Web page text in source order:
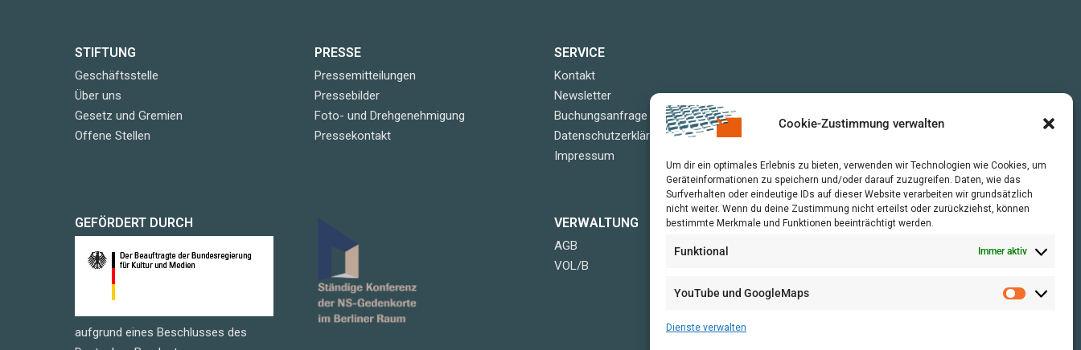
Cookie-Zustimmung verwalten
Um dir ein optimales Erlebnis zu bieten, verwenden wir Technologien wie Cookies, um
Geräteinformationen zu speichern und/oder darauf zuzugreifen. Daten, wie das
Surfverhalten oder eindeutige IDs auf dieser Website verarbeiten wir grundsätzlich
nicht weiter. Wenn du deine Zustimmung nicht erteilst oder zurückziehst, können
bestimmte Merkmale und Funktionen beeinträchtigt werden.
Funktional Immer aktiv
YouTube und GoogleMaps
Dienste verwalten
STIFTUNG
Geschäftsstelle
Über uns
Gesetz und Gremien
Offene Stellen
PRESSE
Pressemitteilungen
Pressebilder
Foto- und Drehgenehmigung
Pressekontakt
SERVICE
Kontakt
Newsletter
Buchungsanfrage
Datenschutzerklärung
Impressum
GEFÖRDERT DURCH
aufgrund eines Beschlusses des
VERWALTUNG
AGB
VOL/B